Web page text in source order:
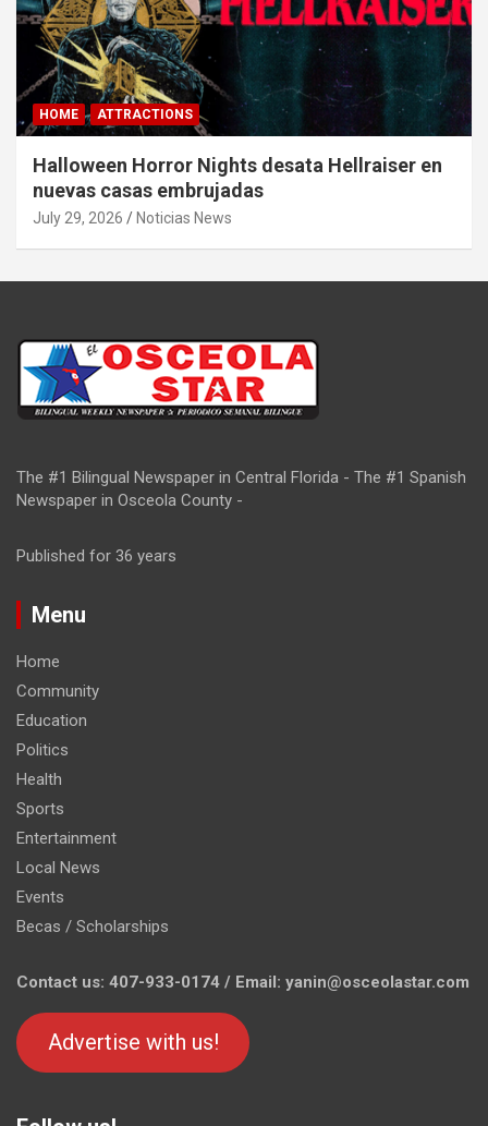
HOME ATTRACTIONS
Halloween Horror Nights desata Hellraiser en
nuevas casas embrujadas
July 29, 2026 Noticias News
The #1 Bilingual Newspaper in Central Florida - The #1 Spanish
Newspaper in Osceola County -
Published for 36 years
Menu
Home
Community
Education
Politics
Health
Sports
Entertainment
Local News
Events
Becas / Scholarships
Contact us: 407-933-0174 / Email: yanin@osceolastar.com
Advertise with us!